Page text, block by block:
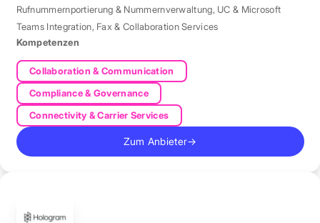
Rufnummernportierung & Nummernverwaltung, UC & Microsoft
Teams Integration, Fax & Collaboration Services
Kompetenzen
Collaboration & Communication
Compliance & Governance
Connectivity & Carrier Services
Zum Anbieter→